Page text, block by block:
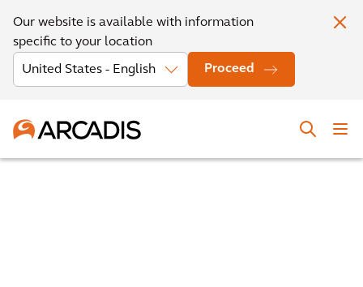
Our website is available with information
specific to your location
Proceed